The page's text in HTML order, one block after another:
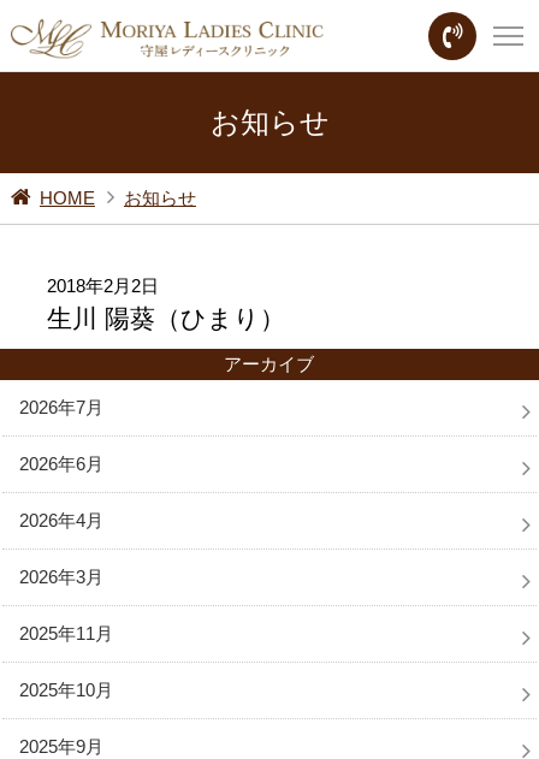
お知らせ
HOME お知らせ
2018年2月2日
生川 陽葵（ひまり）
アーカイブ
2026年7月
2026年6月
2026年4月
2026年3月
2025年11月
2025年10月
2025年9月